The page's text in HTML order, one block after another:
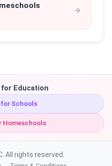
Education
Schools
Homeschools
All rights reserved.